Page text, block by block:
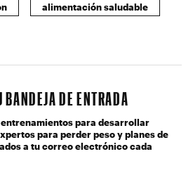
alimentación saludable
DE ENTRADA
para desarrollar
para perder peso y planes de
a tu correo electrónico cada